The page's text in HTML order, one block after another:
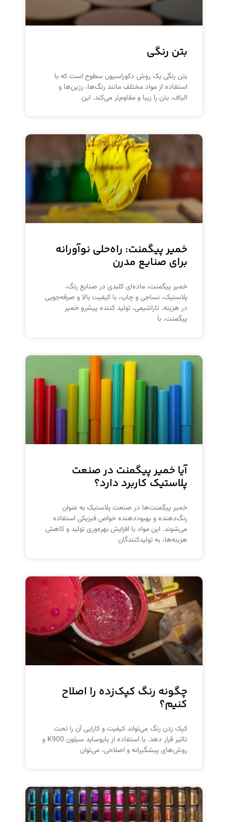
بتن رنگی
بتن رنگی یک روش دکوراسیون سطوح است که با
استفاده از مواد مختلف مانند رنگ‌ها، رزین‌ها و
الیاف، بتن را زیبا و مقاوم‌تر می‌کند. این
خمیر پیگمنت: راه‌حلی نوآورانه
برای صنایع مدرن
خمیر پیگمنت، ماده‌ای کلیدی در صنایع رنگ،
پلاستیک، نساجی و چاپ، با کیفیت بالا و صرفه‌جویی
در هزینه. تاراشیمی، تولید کننده پیشرو خمیر
پیگمنت، با
آیا خمیر پیگمنت در صنعت
پلاستیک کاربرد دارد؟
خمیر پیگمنت‌ها در صنعت پلاستیک به عنوان
رنگ‌دهنده و بهبوددهنده خواص فیزیکی استفاده
می‌شوند. این مواد با افزایش بهره‌وری تولید و کاهش
هزینه‌ها، به تولیدکنندگان
چگونه رنگ کپک‌زده را اصلاح
کنیم؟
کپک زدن رنگ می‌تواند کیفیت و کارایی آن را تحت
تاثیر قرار دهد. با استفاده از بایوساید سیلون K900 و
روش‌های پیشگیرانه و اصلاحی، می‌توان